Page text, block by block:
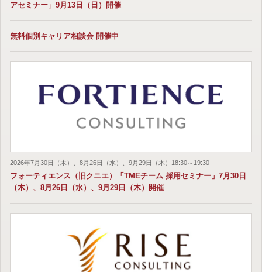
アセミナー」9月13日（日）開催
無料個別キャリア相談会 開催中
2026年7月30日（木）、8月26日（水）、9月29日（木）18:30～19:30
フォーティエンス（旧クニエ）「TMEチーム 採用セミナー」7月30日
（木）、8月26日（水）、9月29日（木）開催